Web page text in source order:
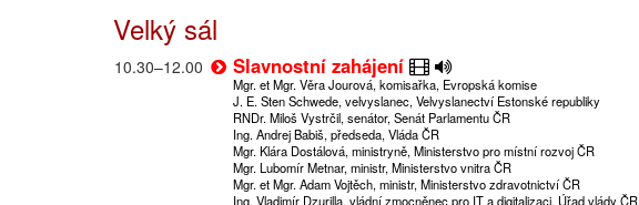
Velký sál
10.30–12.00 Slavnostní zahájení
Mgr. et Mgr. Věra Jourová, komisařka, Evropská komise
J. E. Sten Schwede, velvyslanec, Velvyslanectví Estonské republiky
RNDr. Miloš Vystrčil, senátor, Senát Parlamentu ČR
Ing. Andrej Babiš, předseda, Vláda ČR
Mgr. Klára Dostálová, ministryně, Ministerstvo pro místní rozvoj ČR
Mgr. Lubomír Metnar, ministr, Ministerstvo vnitra ČR
Mgr. et Mgr. Adam Vojtěch, ministr, Ministerstvo zdravotnictví ČR
Ing. Vladimír Dzurilla, vládní zmocněnec pro IT a digitalizaci, Úřad vlády ČR